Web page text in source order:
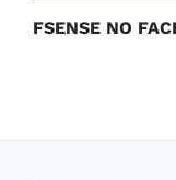
FSENSE NO